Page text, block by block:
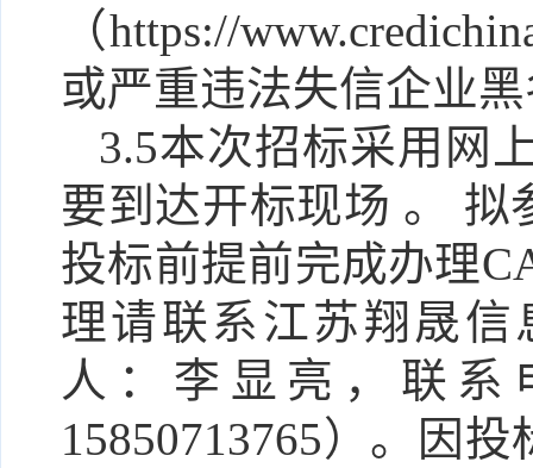
（https://
或严重违法失信企业
3.5本次招标采用网
要到达开标现场 。 拟
投标前提前完成办理
理请联系江苏翔晟
人：李显亮，联系
15850713765）。因